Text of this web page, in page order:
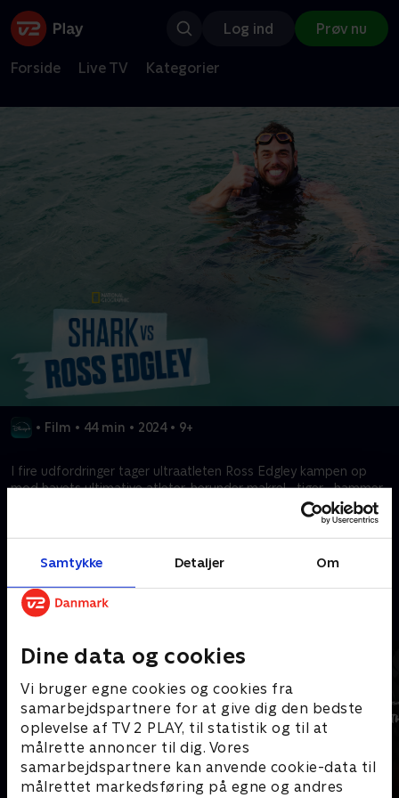
Samtykke Detaljer Om
Dine data og cookies
Vi bruger egne cookies og cookies fra
samarbejdspartnere for at give dig den bedste
oplevelse af TV 2 PLAY, til statistik og til at
målrette annoncer til dig. Vores
samarbejdspartnere kan anvende cookie-data til
målrettet markedsføring på egne og andres
Log ind Prøv nu
Forside Live TV Kategorier
• Film • 44 min • 2024 • 9+
I fire udfordringer tager ultraatleten Ross Edgley kampen op
mod havets ultimative atleter, herunder makrel-, tiger-, hammer-
Kræver tilkøb
Mere indhold fra Disney+